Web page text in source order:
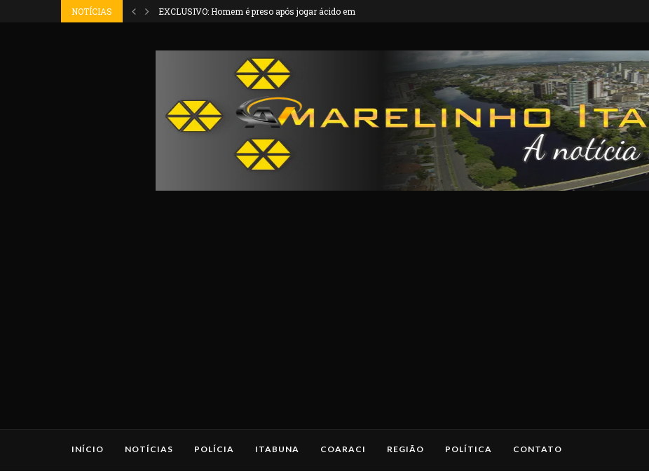
NOTÍCIAS EXCLUSIVO: Homem é preso após jogar ácido em...
INÍCIO NOTÍCIAS POLÍCIA ITABUNA COARACI REGIÃO POLÍTICA CONTATO